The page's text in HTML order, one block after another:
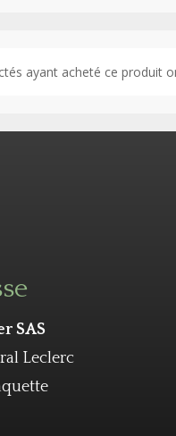
ayant acheté ce produit
SAS
Leclerc